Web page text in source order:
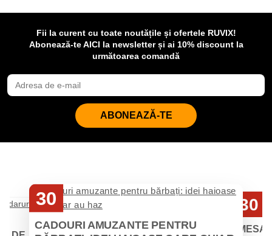
Fii la curent cu toate noutățile și ofertele RUVIX!
Abonează-te AICI la newsletter și ai 10% discount la
următoarea comandă
ABONEAZĂ-TE
30
CADOURI AMUZANTE PENTRU
30